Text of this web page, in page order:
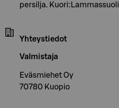
persilja. Kuori:Lammassuoli
Yhteystiedot
Valmistaja
Eväsmiehet Oy
70780 Kuopio